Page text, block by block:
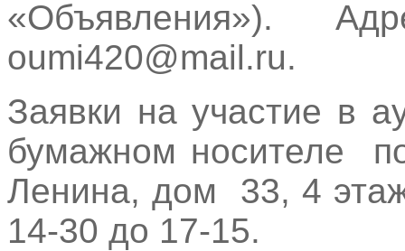
«Объявления»).
oumi420@mail.ru.
Заявки на участие в
бумажном носителе
Ленина, дом 33, 4
14-30 до 17-15.